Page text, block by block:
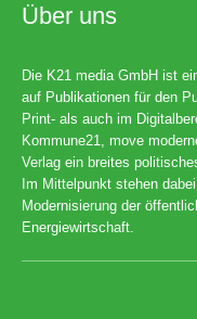
Über uns
Die K21 media GmbH ist
auf Publikationen für den
Print- als auch im
Kommune21, move
Verlag ein breites
Im Mittelpunkt stehen
Modernisierung der
Energiewirtschaft.